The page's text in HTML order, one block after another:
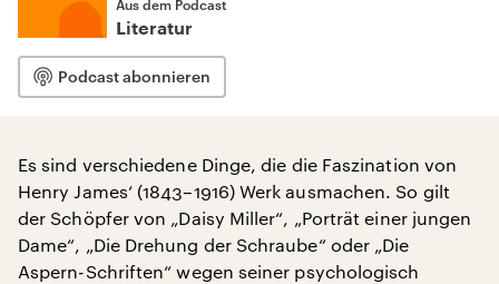
Aus dem Podcast
Literatur
Podcast abonnieren
Es sind verschiedene Dinge, die die Faszination von
Henry James‘ (1843–1916) Werk ausmachen. So gilt
der Schöpfer von „Daisy Miller“, „Porträt einer jungen
Dame“, „Die Drehung der Schraube“ oder „Die
Aspern-Schriften“ wegen seiner psychologisch